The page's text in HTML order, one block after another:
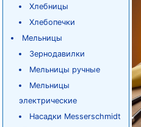
Хлебницы
Хлебопечки
Мельницы
Зернодавилки
Мельницы ручные
Мельницы
электрические
Насадки Messerschmidt